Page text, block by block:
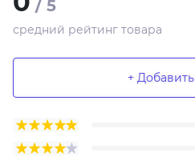
/ 5
средний рейтинг товара
+